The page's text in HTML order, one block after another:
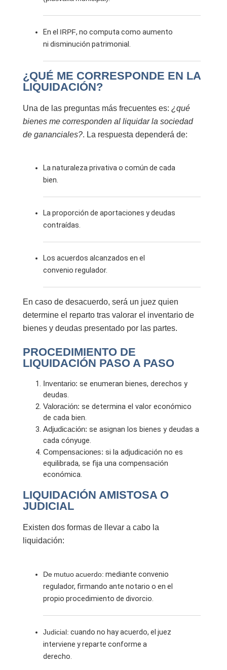
En el IRPF, no computa como aumento
ni disminución patrimonial.
¿QUÉ ME CORRESPONDE EN LA
LIQUIDACIÓN?
Una de las preguntas más frecuentes es: ¿qué
bienes me corresponden al liquidar la sociedad
de gananciales?. La respuesta dependerá de:
La naturaleza privativa o común de cada
bien.
La proporción de aportaciones y deudas
contraídas.
Los acuerdos alcanzados en el
convenio regulador.
En caso de desacuerdo, será un juez quien
determine el reparto tras valorar el inventario de
bienes y deudas presentado por las partes.
PROCEDIMIENTO DE
LIQUIDACIÓN PASO A PASO
Inventario: se enumeran bienes, derechos y
deudas.
Valoración: se determina el valor económico
de cada bien.
Adjudicación: se asignan los bienes y deudas a
cada cónyuge.
Compensaciones: si la adjudicación no es
equilibrada, se fija una compensación
económica.
LIQUIDACIÓN AMISTOSA O
JUDICIAL
Existen dos formas de llevar a cabo la
liquidación:
De mutuo acuerdo: mediante convenio
regulador, firmando ante notario o en el
propio procedimiento de divorcio.
Judicial: cuando no hay acuerdo, el juez
interviene y reparte conforme a
derecho.